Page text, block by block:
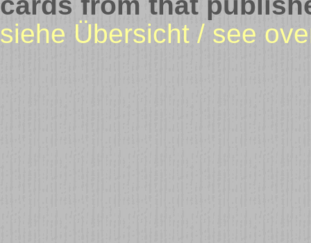
siehe Übersicht / see